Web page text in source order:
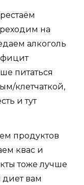
на
алкоголь
питаться
клетчаткой,
и тут
продуктов
квас и
тоже лучше
диет вам